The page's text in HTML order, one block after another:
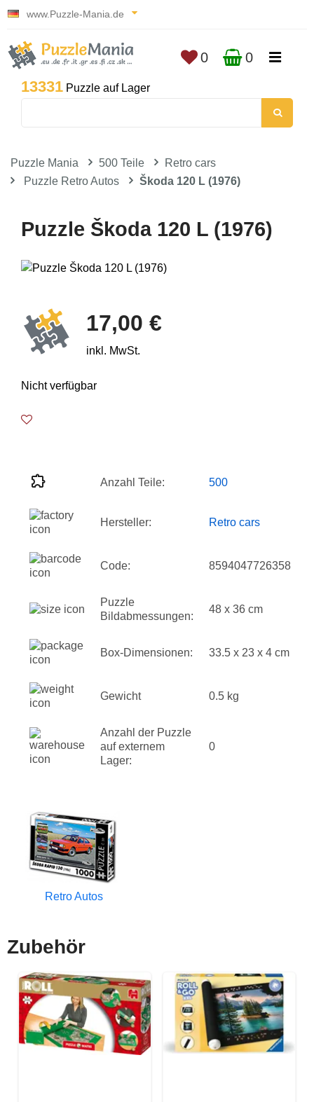
www.Puzzle-Mania.de
13331 Puzzle auf Lager
0 0
Puzzle Mania 500 Teile
Retro cars
Puzzle Retro Autos
Škoda 120 L (1976)
Puzzle Škoda 120 L (1976)
17,00 €
inkl. MwSt.
Nicht verfügbar
Anzahl Teile: 500
Hersteller: Retro cars
Code: 8594047726358
Puzzle
Bildabmessungen:
48 x 36 cm
Box-Dimensionen: 33.5 x 23 x 4 cm
Gewicht 0.5 kg
Anzahl der Puzzle
auf externem
Lager:
0
Retro Autos
Zubehör